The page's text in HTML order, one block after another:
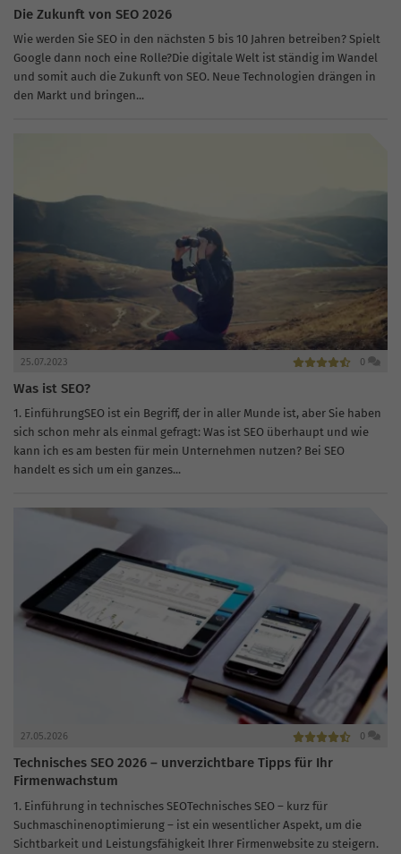
Die Zukunft von SEO 2026
Wie werden Sie SEO in den nächsten 5 bis 10 Jahren betreiben? Spielt
Google dann noch eine Rolle?Die digitale Welt ist ständig im Wandel
und somit auch die Zukunft von SEO. Neue Technologien drängen in
den Markt und bringen...
25.07.2023 0
Was ist SEO?
1. EinführungSEO ist ein Begriff, der in aller Munde ist, aber Sie haben
sich schon mehr als einmal gefragt: Was ist SEO überhaupt und wie
kann ich es am besten für mein Unternehmen nutzen? Bei SEO
handelt es sich um ein ganzes...
27.05.2026 0
Technisches SEO 2026 – unverzichtbare Tipps für Ihr
Firmenwachstum
1. Einführung in technisches SEOTechnisches SEO – kurz für
Suchmaschinenoptimierung – ist ein wesentlicher Aspekt, um die
Sichtbarkeit und Leistungsfähigkeit Ihrer Firmenwebsite zu steigern.